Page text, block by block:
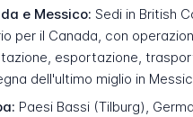
e Messico: Sedi in British
per il Canada, con
esportazione,
dell'ultimo miglio in
Paesi Bassi (Tilburg),